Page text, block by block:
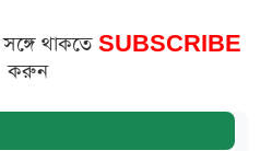
থাকতে SUBSCRIBE
করুন